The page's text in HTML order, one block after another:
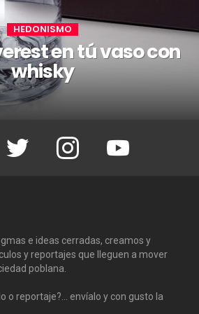
HEDONISMO
en tú vaso con
whisky
Twitter Instagram Youtube
e ideas cerradas, creamos y
y reportajes que lleguen a mover
poblana.
o reportaje?… envíalo y con gusto la